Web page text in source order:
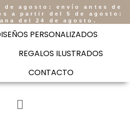
de agosto: envío antes de
a partir del 5 de agosto:
del 24 de agosto.
PERSONALIZADOS
REGALOS ILUSTRADOS
CONTACTO